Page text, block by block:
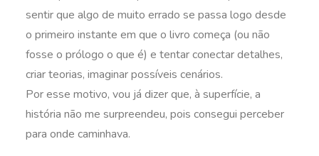
sentir que algo de muito errado se passa logo desde
o primeiro instante em que o livro começa (ou não
fosse o prólogo o que é) e tentar conectar detalhes,
criar teorias, imaginar possíveis cenários.
Por esse motivo, vou já dizer que, à superfície, a
história não me surpreendeu, pois consegui perceber
para onde caminhava.